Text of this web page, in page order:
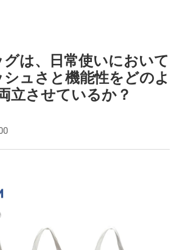
グは、日常使いにおいて
ュさと機能性をどのよ
立させているか？